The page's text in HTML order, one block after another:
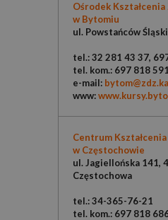
Ośrodek
w Bytomiu
ul. Powstańców
tel.: 32 281 43 37,
tel. kom.: 697 818 591
e-mail:
www:
Centrum
w Częstochowie
ul. Jagiellońska 141,
Częstochowa
tel.: 34-365-76-21
tel. kom.: 697 818